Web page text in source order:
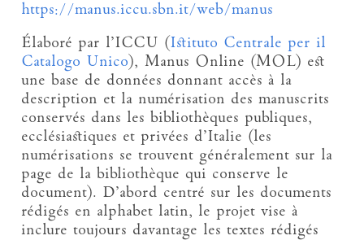
https://manus.iccu.sbn.it/web/manus
Élaboré par l’ICCU (Istituto Centrale per il
Catalogo Unico), Manus Online (MOL) est
une base de données donnant accès à la
description et la numérisation des manuscrits
conservés dans les bibliothèques publiques,
ecclésiastiques et privées d’Italie (les
numérisations se trouvent généralement sur la
page de la bibliothèque qui conserve le
document). D’abord centré sur les documents
rédigés en alphabet latin, le projet vise à
inclure toujours davantage les textes rédigés